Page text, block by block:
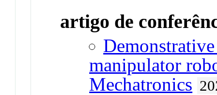
artigo de
manipulator
Mechatronics